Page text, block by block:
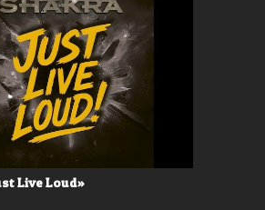
Valerù - «IL MARE»